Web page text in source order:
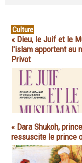
Culture
« Dieu, le Juif et le
l'islam apportent au
Privot
« Dara Shukoh,
ressuscite le prince